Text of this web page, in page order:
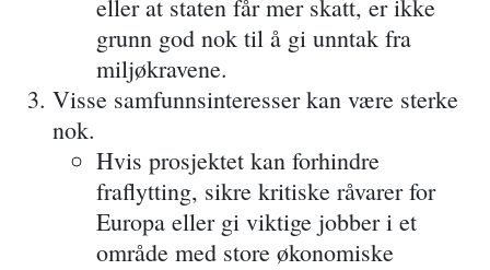
eller at staten får mer skatt, er ikke
grunn god nok til å gi unntak fra
miljøkravene.
Visse samfunnsinteresser kan være sterke
nok.
Hvis prosjektet kan forhindre
fraflytting, sikre kritiske råvarer for
Europa eller gi viktige jobber i et
område med store økonomiske